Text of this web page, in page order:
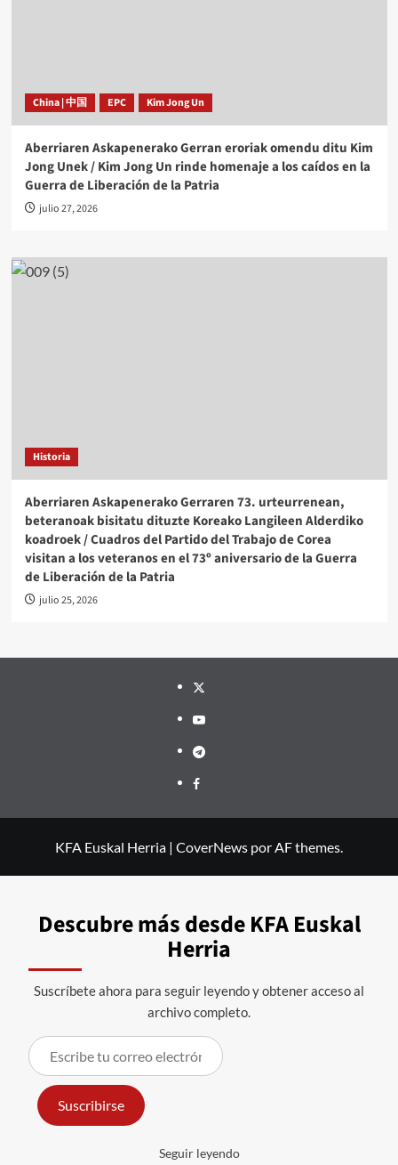
China | 中国 EPC Kim Jong Un
Aberriaren Askapenerako Gerran eroriak omendu ditu Kim
Jong Unek / Kim Jong Un rinde homenaje a los caídos en la
Guerra de Liberación de la Patria
julio 27, 2026
Historia
Aberriaren Askapenerako Gerraren 73. urteurrenean,
beteranoak bisitatu dituzte Koreako Langileen Alderdiko
koadroek / Cuadros del Partido del Trabajo de Corea
visitan a los veteranos en el 73º aniversario de la Guerra
de Liberación de la Patria
julio 25, 2026
Twitter
YouTube
Telegram
Facebook
KFA Euskal Herria | CoverNews por AF themes.
Descubre más desde KFA Euskal
Herria
Suscríbete ahora para seguir leyendo y obtener acceso al
archivo completo.
Escribe
tu
correo
electrónico…
Suscribirse
Seguir leyendo